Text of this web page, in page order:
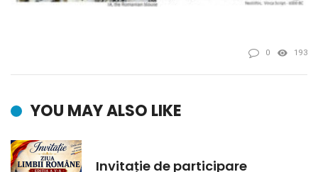
0 193
YOU MAY ALSO LIKE
Invitație de participare